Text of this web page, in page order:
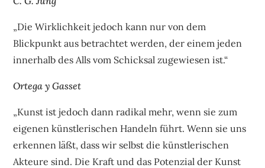
„Die Wirklichkeit jedoch kann nur von dem
Blickpunkt aus betrachtet werden, der einem jeden
innerhalb des Alls vom Schicksal zugewiesen ist.“
Ortega y Gasset
„Kunst ist jedoch dann radikal mehr, wenn sie zum
eigenen künstlerischen Handeln führt. Wenn sie uns
erkennen läßt, dass wir selbst die künstlerischen
Akteure sind. Die Kraft und das Potenzial der Kunst